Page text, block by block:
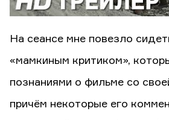
На сеансе мне повезло
«мамкиным критиком»,
познаниями о фильме со
причём некоторые его